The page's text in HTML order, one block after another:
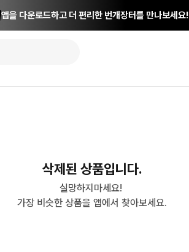
앱을 다운로드하고 더 편리한 번개장터를 만나보세요!
삭제된 상품입니다.
실망하지마세요!
가장 비슷한 상품을 앱에서 찾아보세요.